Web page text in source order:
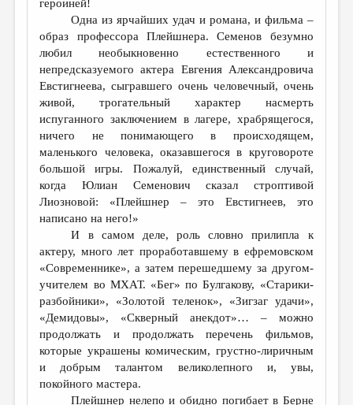
героиней!
Одна из ярчайших удач и романа, и фильма –
образ профессора Плейшнера. Семенов безумно
любил необыкновенно естественного и
непредсказуемого актера Евгения Александровича
Евстигнеева, сыгравшего очень человечный, очень
живой, трогательный характер насмерть
испуганного заключением в лагере, храбрящегося,
ничего не понимающего в происходящем,
маленького человека, оказавшегося в круговороте
большой игры. Пожалуй, единственный случай,
когда Юлиан Семенович сказал строптивой
Лиозновой: «Плейшнер – это Евстигнеев, это
написано на него!»
И в самом деле, роль словно прилипла к
актеру, много лет проработавшему в ефремовском
«Современнике», а затем перешедшему за другом-
учителем во МХАТ. «Бег» по Булгакову, «Старики-
разбойники», «Золотой теленок», «Зигзаг удачи»,
«Демидовы», «Скверный анекдот»… – можно
продолжать и продолжать перечень фильмов,
которые украшены комическим, грустно-лиричным
и добрым талантом великолепного и, увы,
покойного мастера.
Плейшнер нелепо и обидно погибает в Берне